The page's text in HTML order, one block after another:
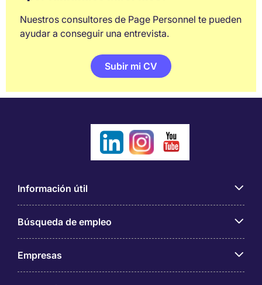
Nuestros consultores de Page Personnel te pueden
ayudar a conseguir una entrevista.
Subir mi CV
Información útil
Búsqueda de empleo
Empresas